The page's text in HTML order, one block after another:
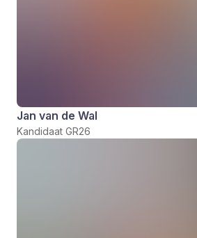
Jan van de Wal
Kandidaat GR26